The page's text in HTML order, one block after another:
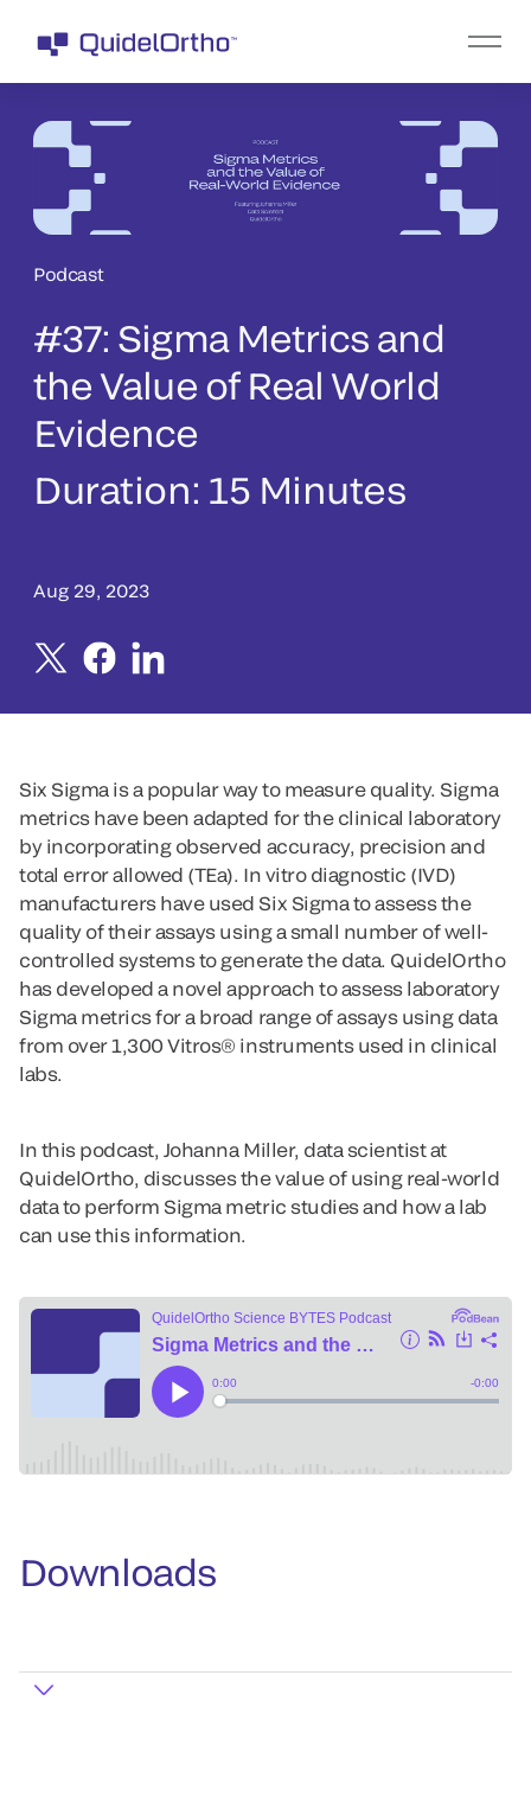
Podcast
#37: Sigma Metrics and
the Value of Real World
Evidence
Duration: 15 Minutes
Aug 29, 2023
Six Sigma is a popular way to measure quality. Sigma
metrics have been adapted for the clinical laboratory
by incorporating observed accuracy, precision and
total error allowed (TEa). In vitro diagnostic (IVD)
manufacturers have used Six Sigma to assess the
quality of their assays using a small number of well-
controlled systems to generate the data. QuidelOrtho
has developed a novel approach to assess laboratory
Sigma metrics for a broad range of assays using data
from over 1,300 Vitros® instruments used in clinical
labs.
In this podcast, Johanna Miller, data scientist at
QuidelOrtho, discusses the value of using real-world
data to perform Sigma metric studies and how a lab
can use this information.
Downloads